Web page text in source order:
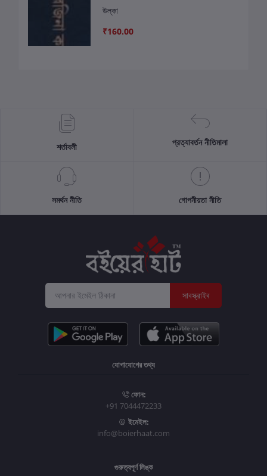
উল্কা
₹160.00
শর্তাবলী প্রত্যাবর্তন নীতিমালা
সমর্থন নীতি গোপনীয়তা নীতি
সাবস্ক্রাইব
যোগাযোগের তথ্য
ফোন:
+91 7044472233
ইমেইল:
info@boierhaat.com
গুরুত্বপূর্ণ লিঙ্ক